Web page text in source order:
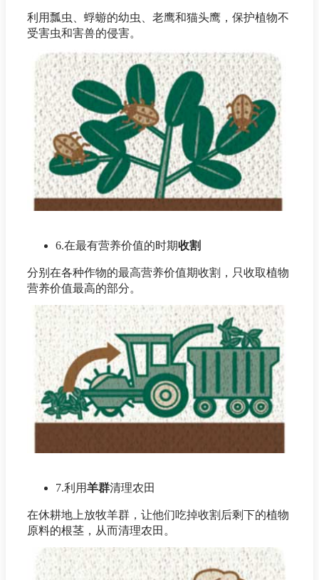
利用瓢虫、蜉蝣的幼虫、老鹰和猫头鹰，保护植物不
受害虫和害兽的侵害。
6.在最有营养价值的时期收割
分别在各种作物的最高营养价值期收割，只收取植物
营养价值最高的部分。
7.利用羊群清理农田
在休耕地上放牧羊群，让他们吃掉收割后剩下的植物
原料的根茎，从而清理农田。